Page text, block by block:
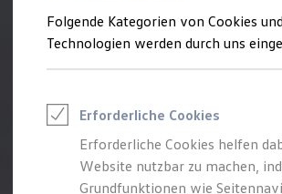
Saisonangebote
Reifenpakete
Leasing
Leasing-Angebote
Elektroauto Leasing
Kleinwagen-Leasing
Leasing ohne Anzahlung
Finanzierung
Autokredit mit Schlussrate
Primärmaterial.
Wie gesetzlich
aus Kunststoff nach
eine sortenreine
ermöglichen.
Folgende Kategorien von Cookies
Technologien werden durch uns
Erforderliche Cookies
Erforderliche Cookies helfen
Website nutzbar zu machen,
Grundfunktionen wie